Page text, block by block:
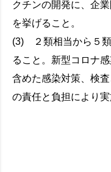
クチンの開発に、企
を挙げること。
(3) ２類相当から５
ること。新型コロナ
含めた感染対策、検
の責任と負担により実